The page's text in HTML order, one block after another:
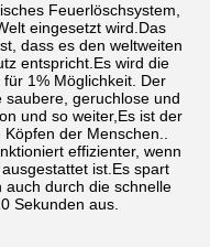
Feuerlöschsystem,
eingesetzt wird.Das
dass es den weltweiten
entspricht.Es wird die
1% Möglichkeit. Der
geruchlose und
und so weiter,Es ist der
der Menschen..
effizienter, wenn
ist.Es spart
auch durch die schnelle
Sekunden aus.